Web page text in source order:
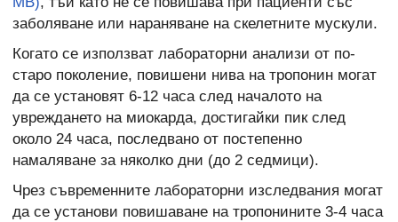
заболяване или нараняване на скелетните мускули.
Когато се използват лабораторни анализи от по-
старо поколение, повишени нива на тропонин могат
да се установят 6-12 часа след началото на
увреждането на миокарда, достигайки пик след
около 24 часа, последвано от постепенно
намаляване за няколко дни (до 2 седмици).
Чрез съвременните лабораторни изследвания могат
да се установи повишаване на тропонините 3-4 часа